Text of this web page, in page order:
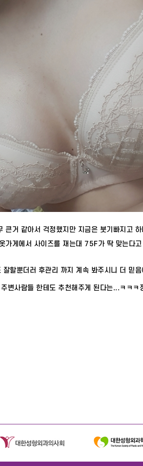
큰거 같아서 걱정했지만 지금은 붓기빠지고
가게에서 사이즈를 재는대 75F가 딱 맞는다
잘할뿐더러 후관리 까지 계속 봐주시니 더 믿
변사람들 한테도 추천해주게 된다는...ㅋㅋㅋ